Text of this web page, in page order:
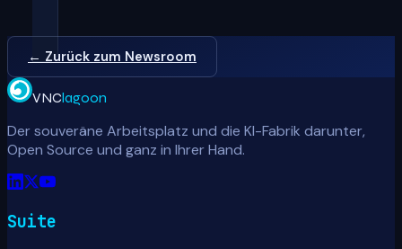
← Zurück zum Newsroom
VNClagoon
Der souveräne Arbeitsplatz und die KI-Fabrik darunter,
Open Source und ganz in Ihrer Hand.
Suite